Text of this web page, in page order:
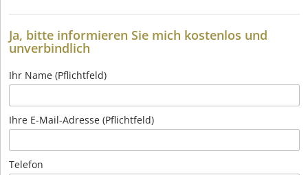
Ja, bitte informieren Sie mich kostenlos und
unverbindlich
Ihr Name (Pflichtfeld)
Ihre E-Mail-Adresse (Pflichtfeld)
Telefon